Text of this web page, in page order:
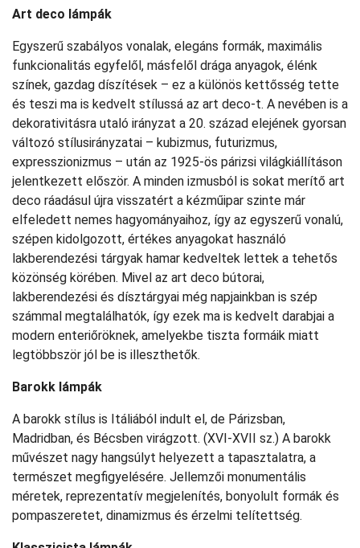
Art deco lámpák
Egyszerű szabályos vonalak, elegáns formák, maximális
funkcionalitás egyfelől, másfelől drága anyagok, élénk
színek, gazdag díszítések – ez a különös kettősség tette
és teszi ma is kedvelt stílussá az art deco-t. A nevében is a
dekorativitásra utaló irányzat a 20. század elejének gyorsan
változó stílusirányzatai – kubizmus, futurizmus,
expresszionizmus – után az 1925-ös párizsi világkiállításon
jelentkezett először. A minden izmusból is sokat merítő art
deco ráadásul újra visszatért a kézműipar szinte már
elfeledett nemes hagyományaihoz, így az egyszerű vonalú,
szépen kidolgozott, értékes anyagokat használó
lakberendezési tárgyak hamar kedveltek lettek a tehetős
közönség körében. Mivel az art deco bútorai,
lakberendezési és dísztárgyai még napjainkban is szép
számmal megtalálhatók, így ezek ma is kedvelt darabjai a
modern enteriőröknek, amelyekbe tiszta formáik miatt
legtöbbször jól be is illeszthetők.
Barokk lámpák
A barokk stílus is Itáliából indult el, de Párizsban,
Madridban, és Bécsben virágzott. (XVI-XVII sz.) A barokk
művészet nagy hangsúlyt helyezett a tapasztalatra, a
természet megfigyelésére. Jellemzői monumentális
méretek, reprezentatív megjelenítés, bonyolult formák és
pompaszeretet, dinamizmus és érzelmi telítettség.